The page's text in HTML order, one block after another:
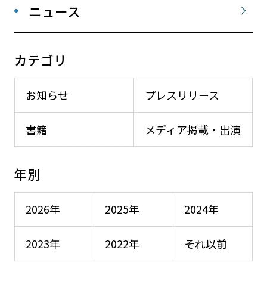
ニュース
カテゴリ
お知らせ プレスリリース
メディア掲載・出演
書籍
年別
2026年 2025年 2024年
2023年 2022年 それ以前